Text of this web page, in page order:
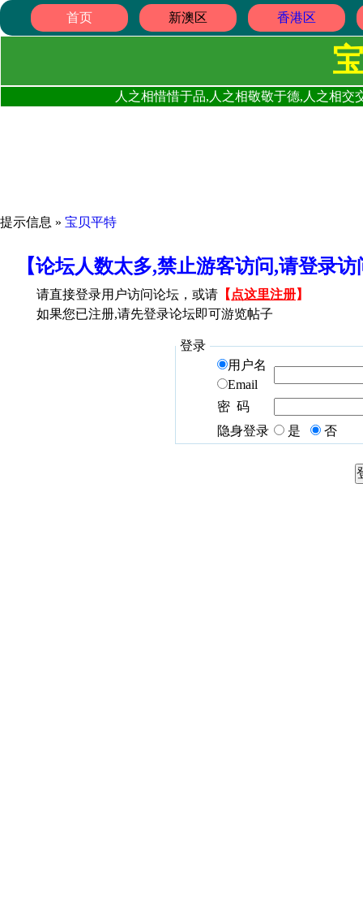
首页 新澳区 香港区
人之相惜惜于品,人之相敬敬于德,人之相
提示信息 » 宝贝平特
【论坛人数太多,禁止游客访问,请登录
请直接登录用户访问论坛，或请 【 点这里注册】
如果您已注册,请先登录论坛即可游览帖子
登录
用户名
Email
密 码
隐身登录
是 否